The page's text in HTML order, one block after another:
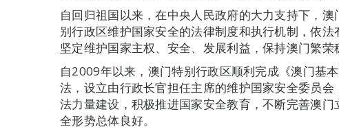
自回归祖国以来，在中央人民政府的大力支持下，
别行政区维护国家安全的法律制度和执行机制，依法
坚定维护国家主权、安全、发展利益，保持澳门繁荣
自2009年以来，澳门特别行政区顺利完成《澳门基
法，设立由行政长官担任主席的维护国家安全委员
法力量建设，积极推进国家安全教育，不断完善澳
全形势总体良好。